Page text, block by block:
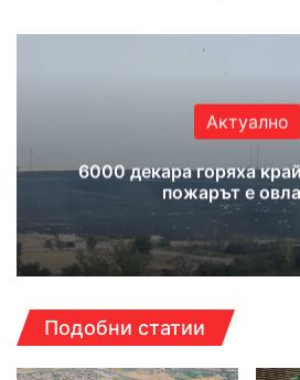
Актуално
6000 декара горяха
пожарът е
Подобни статии